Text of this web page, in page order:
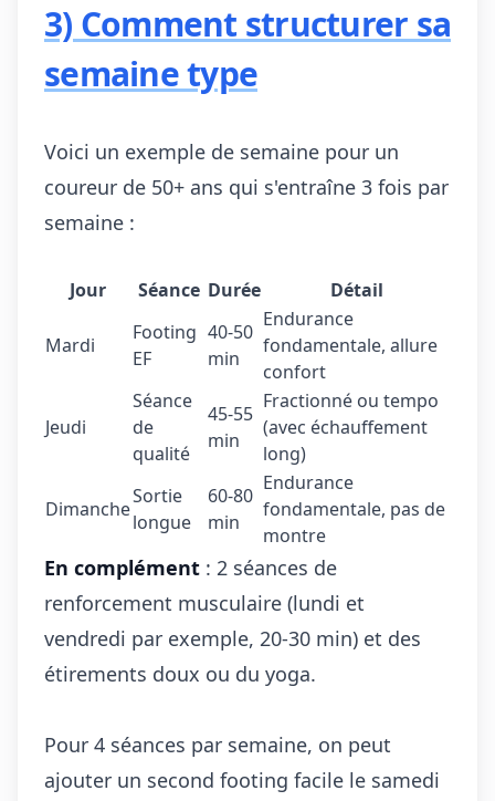
3) Comment structurer sa
semaine type
Voici un exemple de semaine pour un
coureur de 50+ ans qui s'entraîne 3 fois par
semaine :
Jour Séance Durée Détail
Mardi
Footing
EF
40-50
min
Endurance
fondamentale, allure
confort
Jeudi
Séance
de
qualité
45-55
min
Fractionné ou tempo
(avec échauffement
long)
Dimanche
Sortie
longue
60-80
min
Endurance
fondamentale, pas de
montre
En complément : 2 séances de
renforcement musculaire (lundi et
vendredi par exemple, 20-30 min) et des
étirements doux ou du yoga.
Pour 4 séances par semaine, on peut
ajouter un second footing facile le samedi